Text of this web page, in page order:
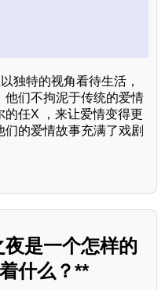
独特的视角看待生活，
他们不拘泥于传统的爱情
任X ，来让爱情变得更
的爱情故事充满了戏剧
夜是一个怎样的
什么？**